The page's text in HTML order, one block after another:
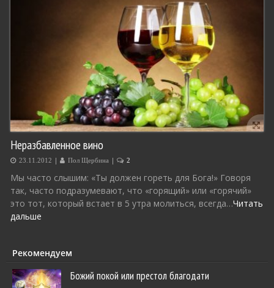
Неразбавленное вино
23.11.2012 | Пол Щербина | 2
Мы часто слышим: «Ты должен гореть для Бога!» Говоря
так, часто подразумевают, что «горящий» или «горячий»
это тот, который встает в 5 утра молиться, всегда…Читать
дальше
Рекомендуем
Божий покой или престол благодати